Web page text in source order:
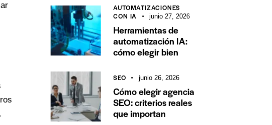
AUTOMATIZACIONES
CON IA
junio 27, 2026
Herramientas de
automatización IA:
cómo elegir bien
SEO junio 26, 2026
Cómo elegir agencia
SEO: criterios reales
que importan